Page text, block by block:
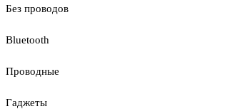
Без проводов
Bluetooth
Проводные
Гаджеты